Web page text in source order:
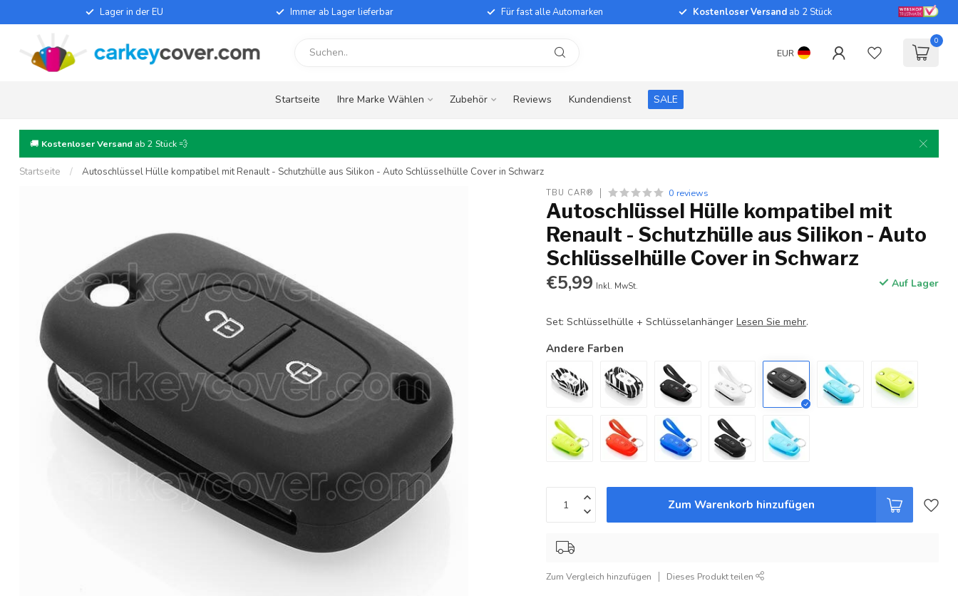
Lager in der EU Immer ab Lager lieferbar Für fast alle Automarken Kostenloser Versand ab 2 Stück
EUR
0
Startseite Ihre Marke Wählen Zubehör Reviews Kundendienst SALE
🚚 Kostenloser Versand ab 2 Stück 💨
Startseite / Autoschlüssel Hülle kompatibel mit Renault - Schutzhülle aus Silikon - Auto Schlüsselhülle Cover in Schwarz
TBU CAR® 0 reviews
Autoschlüssel Hülle kompatibel mit
Renault - Schutzhülle aus Silikon - Auto
Schlüsselhülle Cover in Schwarz
€5,99 Inkl. MwSt. Auf Lager
Set: Schlüsselhülle + SchlüsselanhängerLesen Sie mehr.
Andere Farben
Zum Warenkorb hinzufügen
Zum Vergleich hinzufügen Dieses Produkt teilen